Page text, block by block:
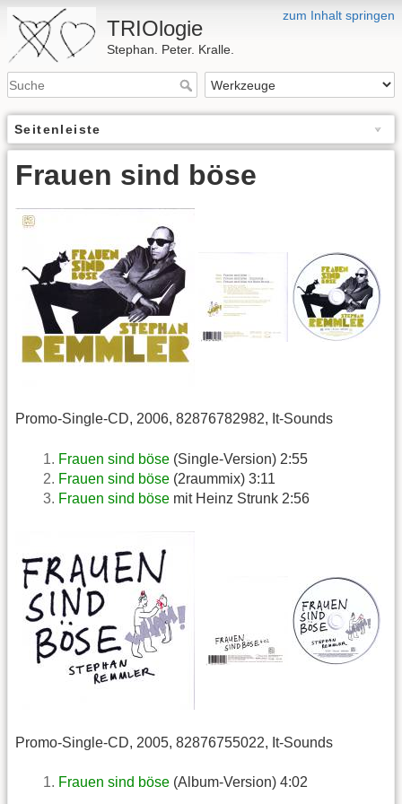
zum Inhalt springen
TRIOlogie
Stephan. Peter. Kralle.
Seitenleiste
Frauen sind böse
Promo-Single-CD, 2006, 82876782982, It-Sounds
Frauen sind böse (Single-Version) 2:55
Frauen sind böse (2raummix) 3:11
Frauen sind böse mit Heinz Strunk 2:56
Promo-Single-CD, 2005, 82876755022, It-Sounds
Frauen sind böse (Album-Version) 4:02